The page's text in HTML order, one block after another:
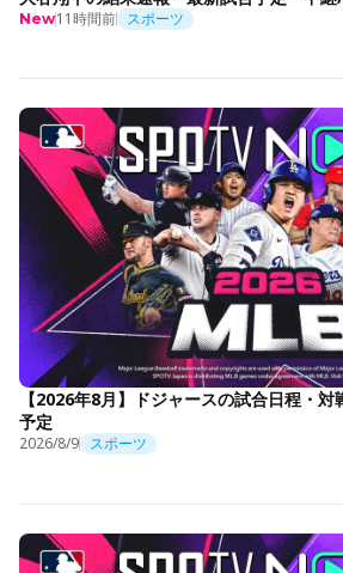
New11時間前 スポーツ
【2026年8月】ドジャースの試合日程・
予定
2026/8/9 スポーツ